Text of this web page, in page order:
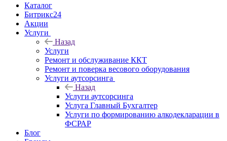
Каталог
Битрикс24
Акции
Услуги
Назад
Услуги
Ремонт и обслуживание ККТ
Ремонт и поверка весового оборудования
Услуги аутсорсинга
Назад
Услуги аутсорсинга
Услуга Главный Бухгалтер
Услуги по формированию алкодекларации в
ФСРАР
Блог